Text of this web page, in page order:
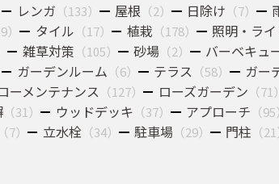
レンガ （133） 屋根 （2） 日除け （7）
） タイル （17） 植栽 （178） 照明・ライ
雑草対策 （105） 砂場 （2） バーベキュ
ガーデンルーム （6） テラス （58） ガー
ーメンテナンス （127） ローズガーデン （71）
（31） ウッドデッキ （37） アプローチ （95）
（7） 立水栓（34） 駐車場 （29） 門柱 （